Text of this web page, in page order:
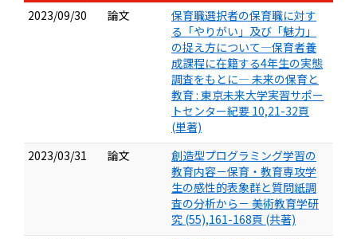
2023/09/30
論文
保育職選択者の保育職に対す
る「やりがい」及び「魅力」
の捉え方について―保育者養
成課程に在籍する4年生の実態
調査をもとに― 未来の保育と
教育 : 東京未来大学実習サポー
トセンター紀要 10,21-32頁
(単著)
2023/03/31
論文
創造型プログラミング学習の
教育内容－保育・教育専攻学
生の感性的表象群と質問紙調
査の分析から－ 美術教育学研
究 (55),161-168頁 (共著)